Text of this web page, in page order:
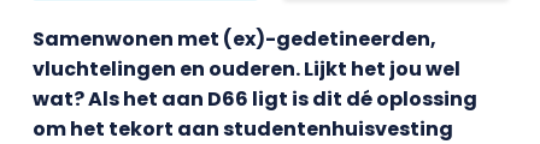
Samenwonen met (ex)-gedetineerden,
vluchtelingen en ouderen. Lijkt het jou wel
wat? Als het aan D66 ligt is dit dé oplossing
om het tekort aan studentenhuisvesting